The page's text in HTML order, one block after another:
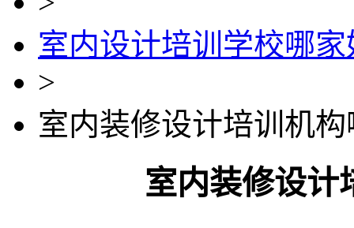
室内设计培训学校哪家
>
室内装修设计培训机
室内装修设计